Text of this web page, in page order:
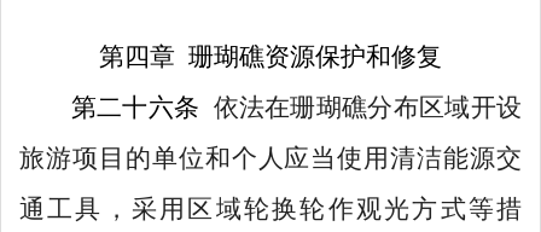
第四章 珊瑚礁资源保护和修复
第二十六条 依法在珊瑚礁分布区域开设
旅游项目的单位和个人应当使用清洁能源交
通工具，采用区域轮换轮作观光方式等措